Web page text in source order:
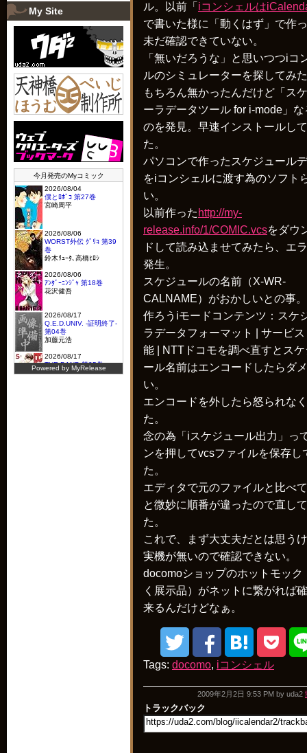
ル。以前「 iコンシェルは
で書いた様に「動くはず」で作
未だ確認できていない。
「無いだろうな」と思いつつiコ
ルのシミュレーターを探してみ
もちろん無かったんだけど「ス
ーラデータツール for i-mode」な
のを発見。早速インストールし
た。
パソコンで作ったスケジュール
をiコンシェルに渡す為のソフト
い。
以前作った http://my-
release.info/1/COMIC.vcsをダウ
ドして読み込ませてみたら、エ
発生。
スケジュールの名前（X-WR-
CALNAME）がおかしいとの事。
作ろうiモードコンテンツ：スケ
ラデータフォーマット | サービ
能 | NTTドコモを調べ直すとス
ール名前はエンコードしたらダ
い。
エンコードを外したら怒られな
た。
念の為「iスケジュール出力」っ
ンを押してvcsファイルを保存し
た。
エディタで元のファイルと比べ
と微妙に順番が違ったので直し
た。
これで、まず大丈夫だとは思う
実機が無いので確認できない。
docomoショップのホットモック
く展示品）がネットに繋がれば
来るんだけどなぁ。
Tags: docomo, iコンシェル
2009年2月2日 9:53 PM by uda2
トラックバック
My Site